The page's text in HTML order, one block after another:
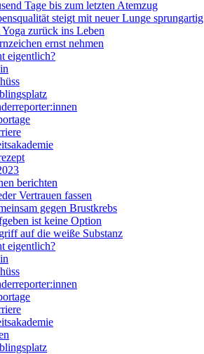
Tage bis zum letzten Atemzug
steigt mit neuer Lunge sprungartig
zurück ins Leben
ernst nehmen
eigentlich?
berichten
Vertrauen fassen
gegen Brustkrebs
ist keine Option
auf die weiße Substanz
eigentlich?